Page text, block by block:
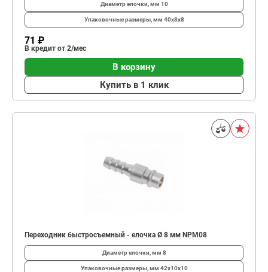
Диаметр елочки, мм 10
Упаковочные размеры, мм 40x8x8
71 ₽
В кредит от 2/мес
В корзину
Купить в 1 клик
Переходник быстросъемный - елочка Ø 8 мм NPM08
Диаметр елочки, мм 8
Упаковочные размеры, мм 42x10x10